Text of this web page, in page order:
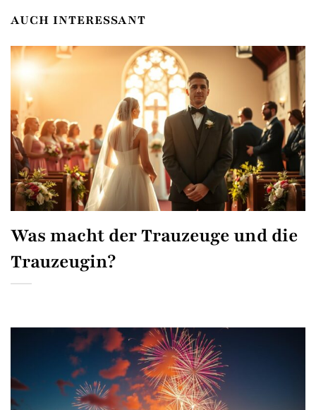
AUCH INTERESSANT
Was macht der Trauzeuge und die
Trauzeugin?